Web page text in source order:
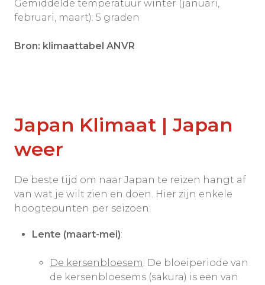
Gemiddelde temperatuur winter (januari,
februari, maart): 5 graden
Bron: klimaattabel ANVR
Japan Klimaat | Japan
weer
De beste tijd om naar Japan te reizen hangt af
van wat je wilt zien en doen. Hier zijn enkele
hoogtepunten per seizoen:
Lente (maart-mei):
De kersenbloesem: De bloeiperiode van
de kersenbloesems (sakura) is een van